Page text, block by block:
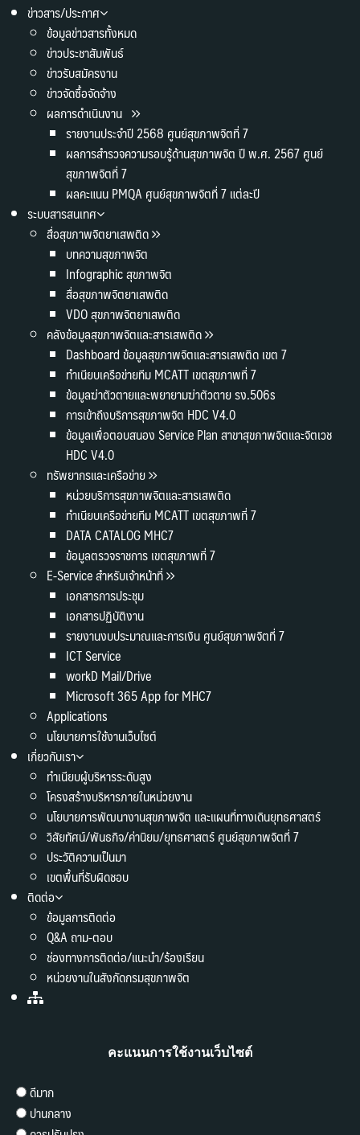
ข่าวสาร/ประกาศ
ข้อมูลข่าวสารทั้งหมด
ข่าวประชาสัมพันธ์
ข่าวรับสมัครงาน
ข่าวจัดซื้อจัดจ้าง
ผลการดำเนินงาน
รายงานประจำปี 2568 ศูนย์สุขภาพจิตที่ 7
ผลการสำรวจความรอบรู้ด้านสุขภาพจิต ปี พ.ศ. 2567 ศูนย์
สุขภาพจิตที่ 7
ผลคะแนน PMQA ศูนย์สุขภาพจิตที่ 7 แต่ละปี
ระบบสารสนเทศ
สื่อสุขภาพจิตยาเสพติด
บทความสุขภาพจิต
Infographic สุขภาพจิต
สื่อสุขภาพจิตยาเสพติด
VDO สุขภาพจิตยาเสพติด
คลังข้อมูลสุขภาพจิตและสารเสพติด
Dashboard ข้อมูลสุขภาพจิตและสารเสพติด เขต 7
ทำเนียบเครือข่ายทีม MCATT เขตสุขภาพที่ 7
ข้อมูลฆ่าตัวตายและพยายามฆ่าตัวตาย รง.506s
การเข้าถึงบริการสุขภาพจิต HDC V4.0
ข้อมูลเพื่อตอบสนอง Service Plan สาขาสุขภาพจิตและจิตเวช
HDC V4.0
ทรัพยากรและเครือข่าย
หน่วยบริการสุขภาพจิตและสารเสพติด
ทำเนียบเครือข่ายทีม MCATT เขตสุขภาพที่ 7
DATA CATALOG MHC7
ข้อมูลตรวจราชการ เขตสุขภาพที่ 7
E-Service สำหรับเจ้าหน้าที่
เอกสารการประชุม
เอกสารปฏิบัติงาน
รายงานงบประมาณและการเงิน ศูนย์สุขภาพจิตที่ 7
ICT Service
workD Mail/Drive
Microsoft 365 App for MHC7
Applications
นโยบายการใช้งานเว็บไซต์
เกี่ยวกับเรา
ทำเนียบผู้บริหารระดับสูง
โครงสร้างบริหารภายในหน่วยงาน
นโยบายการพัฒนางานสุขภาพจิต และแผนที่ทางเดินยุทธศาสตร์
วิสัยทัศน์/พันธกิจ/ค่านิยม/ยุทธศาสตร์ ศูนย์สุขภาพจิตที่ 7
ประวัติความเป็นมา
เขตพื้นที่รับผิดชอบ
ติดต่อ
ข้อมูลการติดต่อ
Q&A ถาม-ตอบ
ช่องทางการติดต่อ/แนะนำ/ร้องเรียน
หน่วยงานในสังกัดกรมสุขภาพจิต
คะแนนการใช้งานเว็บไซต์
ดีมาก
ปานกลาง